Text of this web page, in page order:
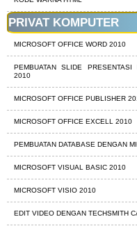
PRIVAT KOMPUTER
MICROSOFT OFFICE WORD 2010
PEMBUATAN SLIDE
2010
MICROSOFT OFFICE PUBLISHER
MICROSOFT OFFICE EXCELL 2010
PEMBUATAN DATABASE DENGAN
MICROSOFT VISUAL BASIC 2010
MICROSOFT VISIO 2010
EDIT VIDEO DENGAN TECHSMITH